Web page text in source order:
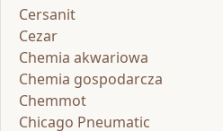
Cersanit
Cezar
Chemia akwariowa
Chemia gospodarcza
Chemmot
Chicago Pneumatic